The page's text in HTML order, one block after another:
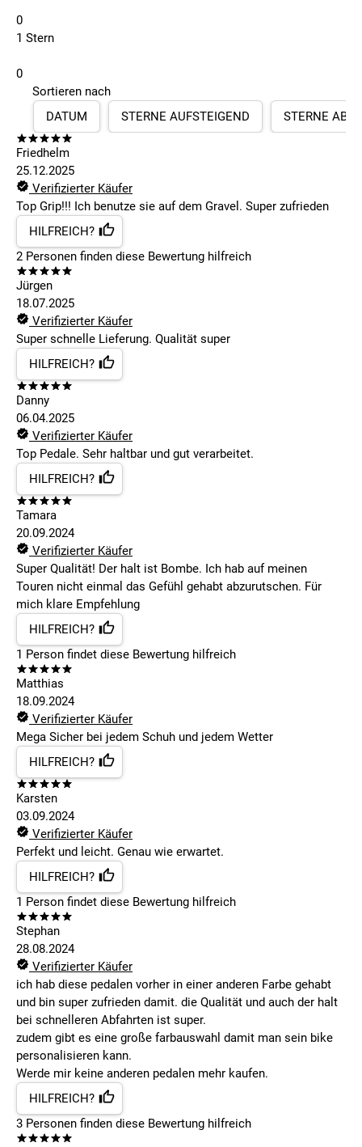
0
1 Stern
0
Sortieren nach
DATUM
STERNE AUFSTEIGEND STERNE
Friedhelm
25.12.2025
Verifizierter Käufer
Top Grip!!! Ich benutze sie auf dem Gravel. Super zufrieden
HILFREICH?
2 Personen finden diese Bewertung hilfreich
Jürgen
18.07.2025
Verifizierter Käufer
Super schnelle Lieferung. Qualität super
HILFREICH?
Danny
06.04.2025
Verifizierter Käufer
Top Pedale. Sehr haltbar und gut verarbeitet.
HILFREICH?
Tamara
20.09.2024
Verifizierter Käufer
Super Qualität! Der halt ist Bombe. Ich hab auf meinen
Touren nicht einmal das Gefühl gehabt abzurutschen. Für
mich klare Empfehlung
HILFREICH?
1 Person findet diese Bewertung hilfreich
Matthias
18.09.2024
Verifizierter Käufer
Mega Sicher bei jedem Schuh und jedem Wetter
HILFREICH?
Karsten
03.09.2024
Verifizierter Käufer
Perfekt und leicht. Genau wie erwartet.
HILFREICH?
1 Person findet diese Bewertung hilfreich
Stephan
28.08.2024
Verifizierter Käufer
ich hab diese pedalen vorher in einer anderen Farbe gehabt
und bin super zufrieden damit. die Qualität und auch der halt
bei schnelleren Abfahrten ist super.
zudem gibt es eine große farbauswahl damit man sein bike
personalisieren kann.
Werde mir keine anderen pedalen mehr kaufen.
HILFREICH?
3 Personen finden diese Bewertung hilfreich